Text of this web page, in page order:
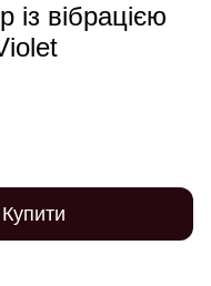
вібрацією
Купити